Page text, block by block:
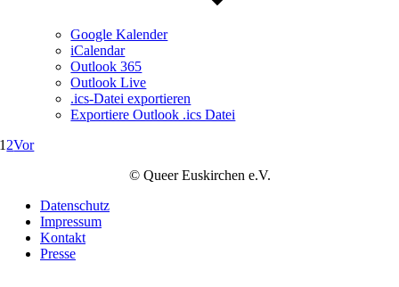
Google Kalender
iCalendar
Outlook 365
Outlook Live
.ics-Datei exportieren
Exportiere Outlook .ics Datei
1 2Vor
© Queer Euskirchen e.V.
Datenschutz
Impressum
Kontakt
Presse